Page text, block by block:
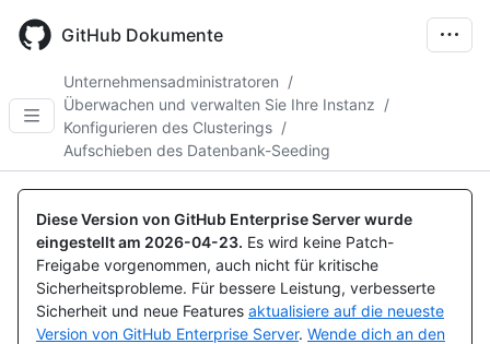
main
GitHub Dokumente
Unternehmensadministratoren /
Überwachen und verwalten Sie Ihre Instanz /
Konfigurieren des Clusterings /
Aufschieben des Datenbank-Seeding
Diese Version von GitHub Enterprise Server wurde
eingestellt am 2026-04-23. Es wird keine Patch-
Freigabe vorgenommen, auch nicht für kritische
Sicherheitsprobleme. Für bessere Leistung, verbesserte
Sicherheit und neue Features aktualisiere auf die neueste
Version von GitHub Enterprise Server. Wende dich an den